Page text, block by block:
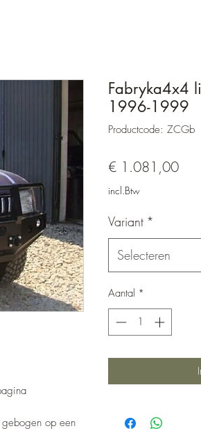
gebogen op een
Fabryka4x4
1996-1999
Productcode: ZCGb
€ 1.081,00Prijs
incl.Btw
Variant *
Selecteren
Aantal *